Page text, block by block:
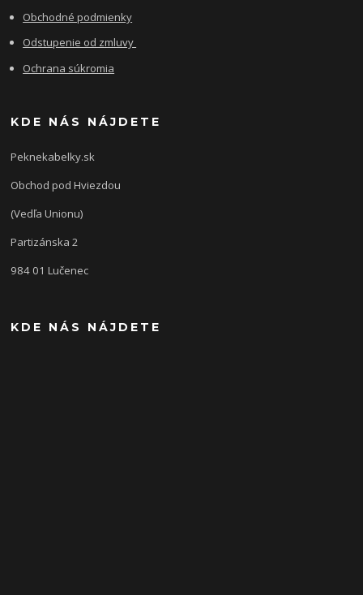
Obchodné podmienky
Odstupenie od zmluvy
Ochrana súkromia
KDE NÁS NÁJDETE
Peknekabelky.sk
Obchod pod Hviezdou
(Vedľa Unionu)
Partizánska 2
984 01 Lučenec
KDE NÁS NÁJDETE